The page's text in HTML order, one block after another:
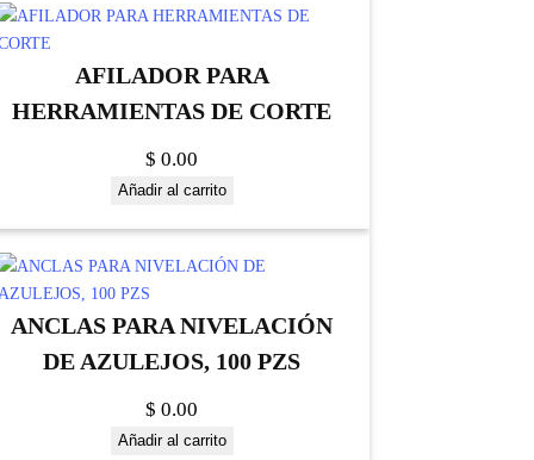
AFILADOR PARA
HERRAMIENTAS DE CORTE
$ 0.00
Añadir al carrito
ANCLAS PARA NIVELACIÓN
DE AZULEJOS, 100 PZS
$ 0.00
Añadir al carrito